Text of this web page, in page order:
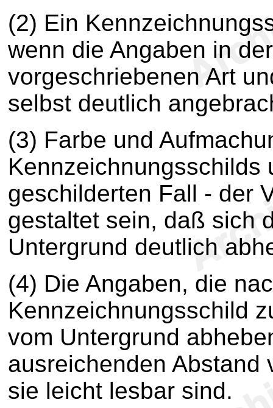
(2) Ein
wenn die Angaben in
vorgeschriebenen Art
selbst deutlich
(3) Farbe und
Kennzeichnungsschilds
geschilderten Fall - der
gestaltet sein, daß sich
Untergrund deutlich
(4) Die Angaben, die
Kennzeichnungsschild
vom Untergrund
ausreichenden Abstand
sie leicht lesbar sind.